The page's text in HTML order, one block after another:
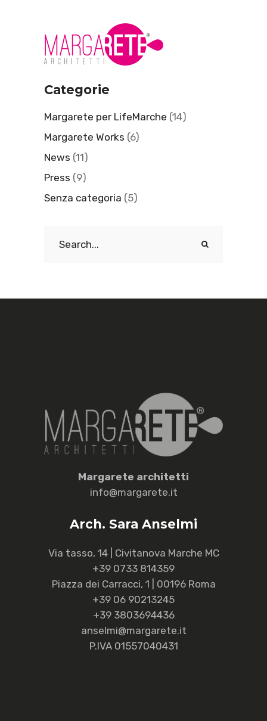
Categorie
Margarete per LifeMarche (14)
Margarete Works (6)
News (11)
Press (9)
Senza categoria (5)
for:
Margarete architetti
info@margarete.it
Arch. Sara Anselmi
Via tasso, 14 | Civitanova Marche MC
+39 0733 814359
Piazza dei Carracci, 1 | 00196 Roma
+39 06 90213245
+39 3803694436
anselmi@margarete.it
P.IVA 01557040431